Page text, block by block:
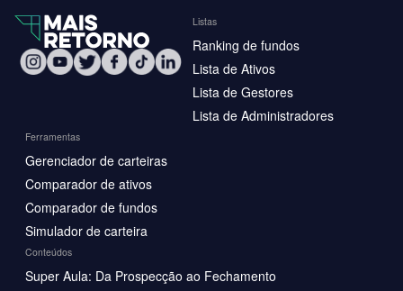
Listas
Ranking de fundos
Lista de Ativos
Lista de Gestores
Lista de Administradores
Ferramentas
Gerenciador de carteiras
Comparador de ativos
Comparador de fundos
Simulador de carteira
Conteúdos
Super Aula: Da Prospecção ao Fechamento